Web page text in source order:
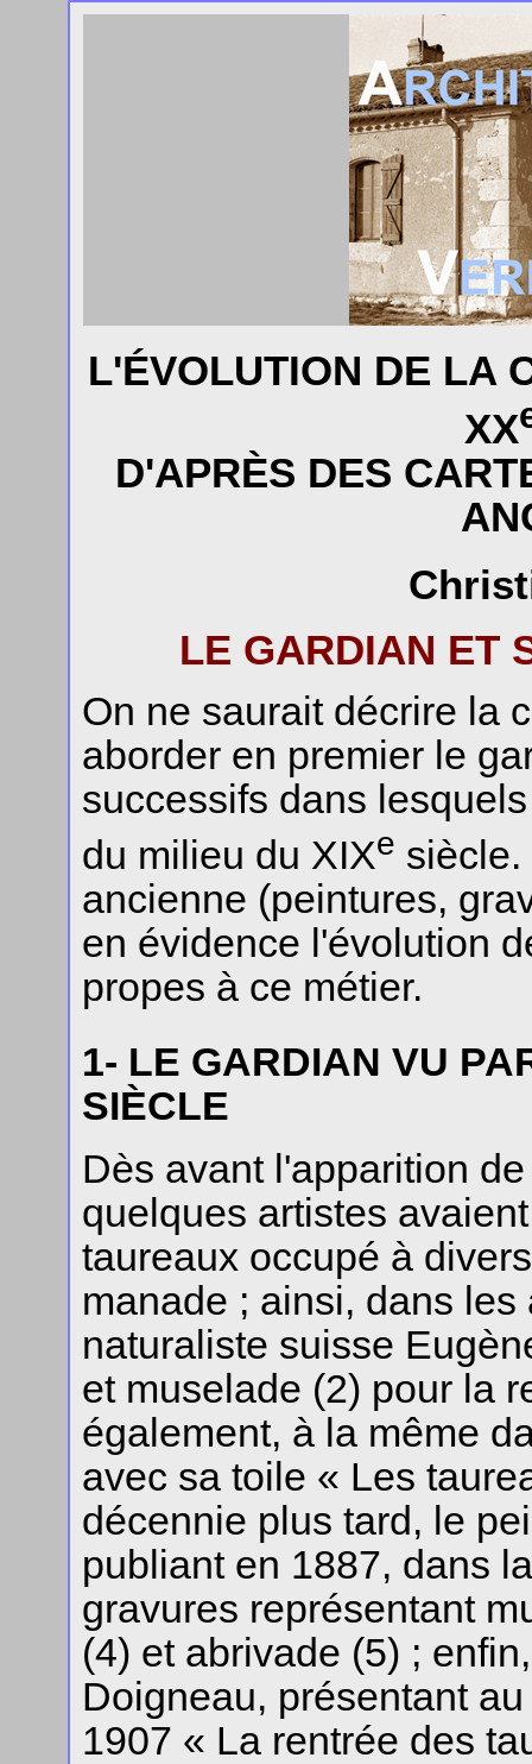
L'ÉVOLUTION DE LA
XX
D'APRÈS DES
LE GARDIAN ET
On ne saurait décrire la
aborder en premier le
successifs dans
du milieu du XIXe
ancienne (peintures,
en évidence l'évolution
propes à ce métier.
1- LE GARDIAN VU
SIÈCLE
Dès avant l'apparition
quelques artistes
taureaux occupé à
manade ; ainsi, dans
naturaliste suisse
et muselade (2) pour la
également, à la même
avec sa toile « Les
décennie plus tard, le
publiant en 1887, dans
gravures représentant
(4) et abrivade (5) ;
Doigneau, présentant
1907 « La rentrée des